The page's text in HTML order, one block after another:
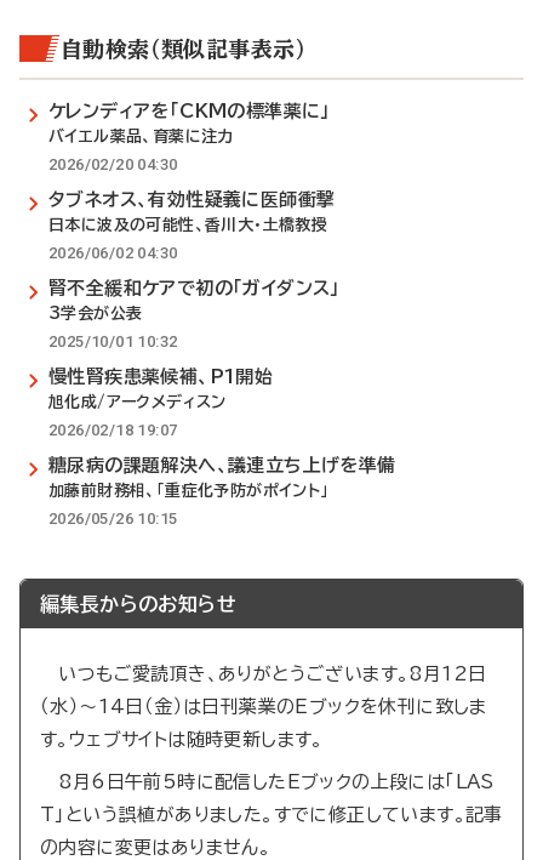
自動検索（類似記事表示）
ケレンディアを「CKMの標準薬に」
バイエル薬品、育薬に注力
2026/02/20 04:30
タブネオス、有効性疑義に医師衝撃
日本に波及の可能性、香川大・土橋教授
2026/06/02 04:30
腎不全緩和ケアで初の「ガイダンス」
3学会が公表
2025/10/01 10:32
慢性腎疾患薬候補、P1開始
旭化成/アークメディスン
2026/02/18 19:07
糖尿病の課題解決へ、議連立ち上げを準備
加藤前財務相、「重症化予防がポイント」
2026/05/26 10:15
編集長からのお知らせ
いつもご愛読頂き、ありがとうございます。8月12日
（水）～14日（金）は日刊薬業のEブックを休刊に致しま
す。ウェブサイトは随時更新します。
8月6日午前5時に配信したEブックの上段には「LAS
T」という誤植がありました。すでに修正しています。記事
の内容に変更はありません。